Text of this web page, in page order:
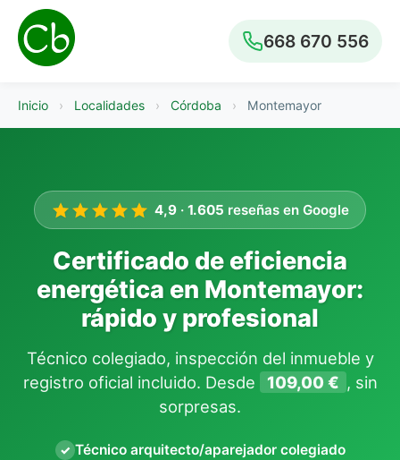
668 670 556
Inicio › Localidades › Córdoba › Montemayor
4,9 · 1.605 reseñas en Google
Certificado de eficiencia
energética en Montemayor:
rápido y profesional
Técnico colegiado, inspección del inmueble y
registro oficial incluido. Desde
109,00 € , sin
sorpresas.
✓ Técnico arquitecto/aparejador colegiado